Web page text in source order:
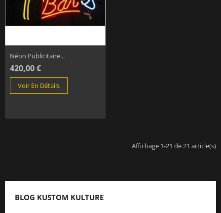
Néon Publicitaire...
420,00 €
Voir En Détails
Affichage 1-21 de 21 article(s)
BLOG KUSTOM KULTURE